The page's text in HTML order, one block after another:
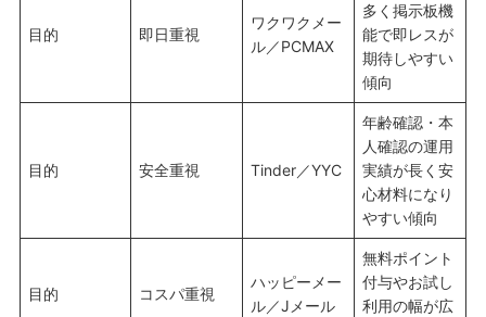
目的 即日重視
ワクワクメー
ル／PCMAX
多く掲示板機
能で即レスが
期待しやすい
傾向
目的 安全重視 Tinder／YYC
年齢確認・本
人確認の運用
実績が長く安
心材料になり
やすい傾向
目的 コスパ重視
ハッピーメー
ル／Jメール
無料ポイント
付与やお試し
利用の幅が広